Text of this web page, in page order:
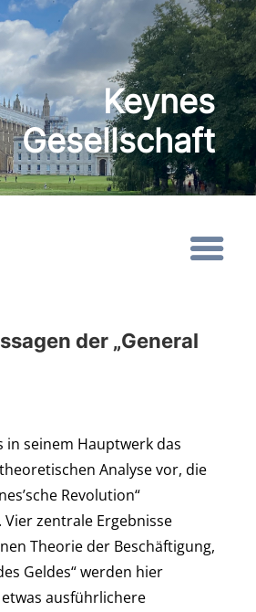
Keynes
Gesellschaft
der „General
in seinem Hauptwerk das
Analyse vor, die
Revolution“
zentrale Ergebnisse
Theorie der Beschäftigung,
Geldes“ werden hier
ausführlichere